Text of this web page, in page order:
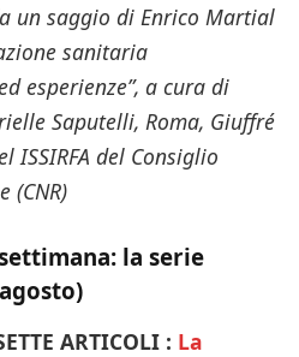
un saggio di Enrico Martial
sanitaria
esperienze”, a cura di
Saputelli, Roma, Giuffré
ISSIRFA del Consiglio
(CNR)
la serie
ARTICOLI : La